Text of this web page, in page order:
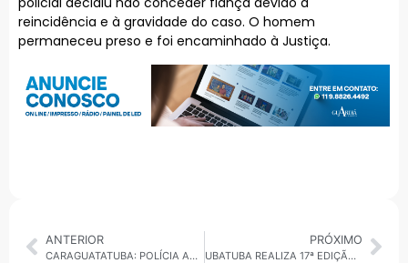
reincidência e à gravidade do caso. O homem
permaneceu preso e foi encaminhado à Justiça.
ANTERIOR
CARAGUATATUBA: POLÍCIA AMBIENTAL DEMOLE DUAS CONSTRUÇÕES IRREGULARES NA MATA ATLÂNTICA
PRÓXIMO
UBATUBA REALIZA 17ª EDIÇÃO DA CAIÇARADA A PARTIR DE SEXTA-FEIRA